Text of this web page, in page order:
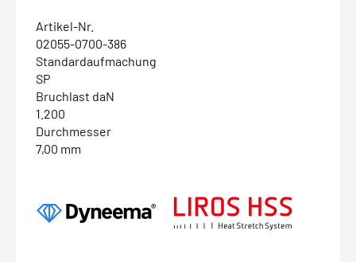
Artikel-Nr.
02055-0700-386
Standardaufmachung
SP
Bruchlast daN
1.200
Durchmesser
7,00 mm